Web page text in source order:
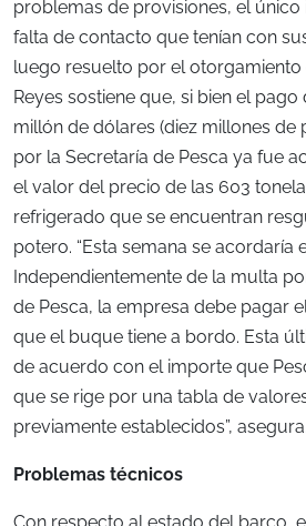
problemas de provisiones, el único
falta de contacto que tenían con
luego resuelto por el otorgamiento
Reyes sostiene que, si bien el
millón de dólares (diez millones de
por la Secretaría de Pesca ya fue
el valor del precio de las 603
refrigerado que se encuentran
potero. “Esta semana se acordaría
Independientemente de la multa
de Pesca, la empresa debe pagar
que el buque tiene a bordo. Esta
de acuerdo con el importe que
que se rige por una tabla de
previamente establecidos”, asegura.
Problemas técnicos